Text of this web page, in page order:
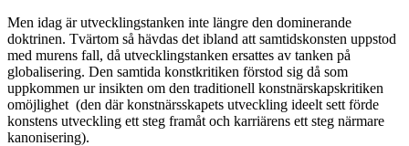
Men idag är utvecklingstanken inte längre den dominerande
doktrinen. Tvärtom så hävdas det ibland att samtidskonsten uppstod
med murens fall, då utvecklingstanken ersattes av tanken på
globalisering. Den samtida konstkritiken förstod sig då som
uppkommen ur insikten om den traditionell konstnärskapskritiken
omöjlighet (den där konstnärsskapets utveckling ideelt sett förde
konstens utveckling ett steg framåt och karriärens ett steg närmare
kanonisering).